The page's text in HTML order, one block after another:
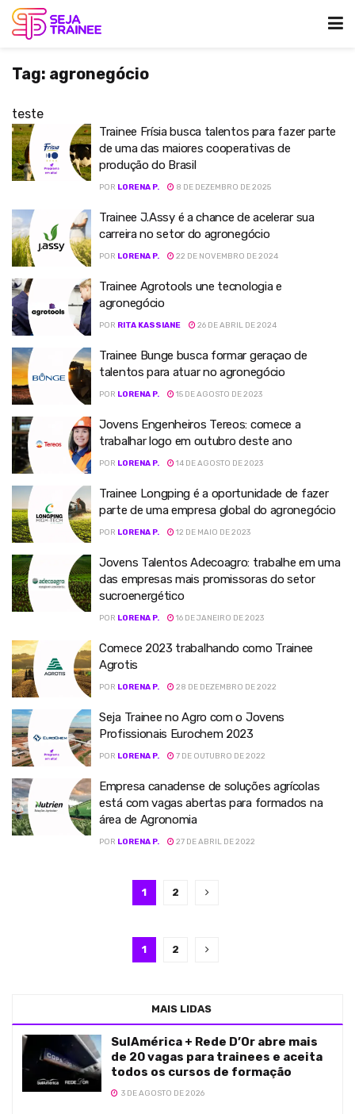
Tag: agronegócio
teste
Trainee Frísia busca talentos para fazer parte
de uma das maiores cooperativas de
produção do Brasil
POR LORENA P. 8 DE DEZEMBRO DE 2025
Trainee J.Assy é a chance de acelerar sua
carreira no setor do agronegócio
POR LORENA P. 22 DE NOVEMBRO DE 2024
Trainee Agrotools une tecnologia e
agronegócio
POR RITA KASSIANE 26 DE ABRIL DE 2024
Trainee Bunge busca formar geraçao de
talentos para atuar no agronegócio
POR LORENA P. 15 DE AGOSTO DE 2023
Jovens Engenheiros Tereos: comece a
trabalhar logo em outubro deste ano
POR LORENA P. 14 DE AGOSTO DE 2023
Trainee Longping é a oportunidade de fazer
parte de uma empresa global do agronegócio
POR LORENA P. 12 DE MAIO DE 2023
Jovens Talentos Adecoagro: trabalhe em uma
das empresas mais promissoras do setor
sucroenergético
POR LORENA P. 16 DE JANEIRO DE 2023
Comece 2023 trabalhando como Trainee
Agrotis
POR LORENA P. 28 DE DEZEMBRO DE 2022
Seja Trainee no Agro com o Jovens
Profissionais Eurochem 2023
POR LORENA P. 7 DE OUTUBRO DE 2022
Empresa canadense de soluções agrícolas
está com vagas abertas para formados na
área de Agronomia
POR LORENA P. 27 DE ABRIL DE 2022
1 2
1 2
MAIS LIDAS
SulAmérica + Rede D’Or abre mais
de 20 vagas para trainees e aceita
todos os cursos de formação
3 DE AGOSTO DE 2026